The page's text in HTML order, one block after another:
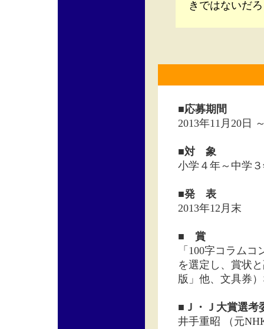
きではないだ
■応募期間
2013年11月20日
■対 象
小学４年～中学
■発 表
2013年12月末
■ 賞
「100字コラム
を選定し、賞状
版」他、文具券
■Ｊ・Ｊ大賞選考
井手重昭 （元